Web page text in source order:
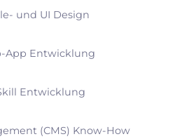
und UI Design
App Entwicklung
Entwicklung
(CMS) Know-How